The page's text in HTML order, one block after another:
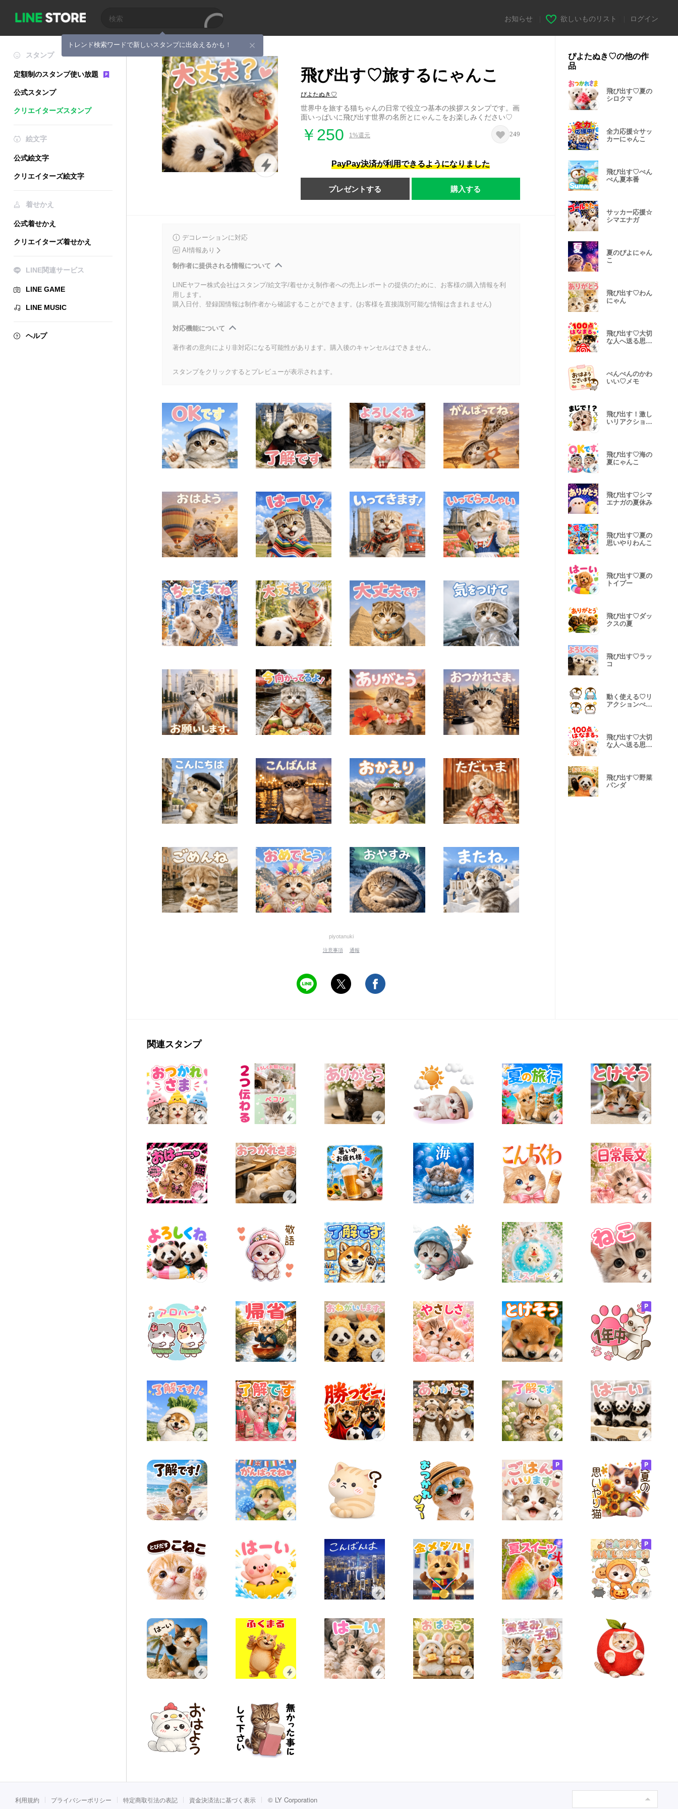
トレンド検索ワードで新しいスタンプに出会えるかも！
お知らせ 欲しいものリスト ログイン
スタンプ
定額制のスタンプ使い放題
公式スタンプ
クリエイターズスタンプ
絵文字
公式絵文字
クリエイターズ絵文字
着せかえ
公式着せかえ
クリエイターズ着せかえ
LINE関連サービス
LINE GAME
LINE MUSIC
ヘルプ
飛び出す♡旅するにゃんこ
ぴよたぬき♡
世界中を旅する猫ちゃんの日常で役立つ基本の挨拶スタンプです。画
面いっぱいに飛び出す世界の名所とにゃんこをお楽しみください♡
￥250 1%還元 249
PayPay決済が利用できるようになりました
プレゼントする 購入する
デコレーションに対応
AI情報あり
制作者に提供される情報について
LINEヤフー株式会社はスタンプ/絵文字/着せかえ制作者への売上レポートの提供のために、お客様の購入情報を利
用します。
購入日付、登録国情報は制作者から確認することができます。(お客様を直接識別可能な情報は含まれません)
対応機能について
著作者の意向により非対応になる可能性があります。購入後のキャンセルはできません。
スタンプをクリックするとプレビューが表示されます。
piyotanuki
注意事項 通報
ぴよたぬき♡の他の作
品
飛び出す♡夏の
シロクマ
全力応援☆サッ
カーにゃんこ
飛び出す♡ぺん
ぺん夏本番
サッカー応援☆
シマエナガ
夏のぴよにゃん
こ
飛び出す♡わん
にゃん
飛び出す♡大切
な人へ送る思い
ぺんぺんのかわ
いい♡メモ
飛び出す！激し
いリアクション
飛び出す♡海の
夏にゃんこ
飛び出す♡シマ
エナガの夏休み
飛び出す♡夏の
思いやりわんこ
飛び出す♡夏の
トイプー
飛び出す♡ダッ
クスの夏
飛び出す♡ラッ
コ
動く使える♡リ
アクションぺん
飛び出す♡大切
な人へ送る思い
飛び出す♡野菜
パンダ
関連スタンプ
利用規約 プライバシーポリシー 特定商取引法の表記 資金決済法に基づく表示 © LY Corporation